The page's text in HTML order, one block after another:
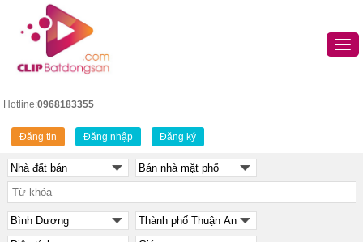
Hotline:0968183355
Đăng tin Đăng nhập Đăng ký